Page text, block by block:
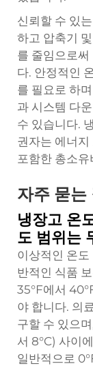
신뢰할 수 있
하고 압축기
를 줄임으로
다. 안정적인
를 필요로 하
과 시스템 다
수 있습니다.
권자는 에너
포함한 총소
자주 묻는
냉장고 온
도 범위는
이상적인 온도
반적인 식품
35°F에서
야 합니다. 의
구할 수 있으
서 8°C) 사이
일반적으로